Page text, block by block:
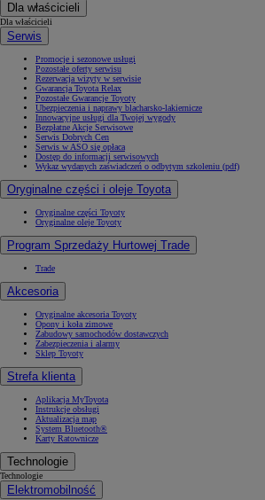
Dla właścicieli
Dla właścicieli
Serwis
Promocje i sezonowe usługi
Pozostałe oferty serwisu
Rezerwacja wizyty w serwisie
Gwarancja Toyota Relax
Pozostałe Gwarancje Toyoty
Ubezpieczenia i naprawy blacharsko-lakiernicze
Innowacyjne usługi dla Twojej wygody
Bezpłatne Akcje Serwisowe
Serwis Dobrych Cen
Serwis w ASO się opłaca
Dostęp do informacji serwisowych
Wykaz wydanych zaświadczeń o odbytym szkoleniu (pdf)
Oryginalne części i oleje Toyota
Oryginalne części Toyoty
Oryginalne oleje Toyoty
Program Sprzedaży Hurtowej Trade
Trade
Akcesoria
Oryginalne akcesoria Toyoty
Opony i koła zimowe
Zabudowy samochodów dostawczych
Zabezpieczenia i alarmy
Sklep Toyoty
Strefa klienta
Aplikacja MyToyota
Instrukcje obsługi
Aktualizacja map
System Bluetooth®
Karty Ratownicze
Technologie
Technologie
Elektromobilność